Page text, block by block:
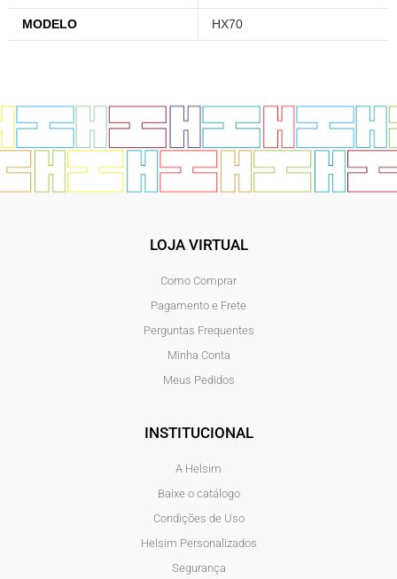
MODELO HX70
LOJA VIRTUAL
Como Comprar
Pagamento e Frete
Perguntas Frequentes
Minha Conta
Meus Pedidos
INSTITUCIONAL
A Helsim
Baixe o catálogo
Condições de Uso
Helsim Personalizados
Segurança